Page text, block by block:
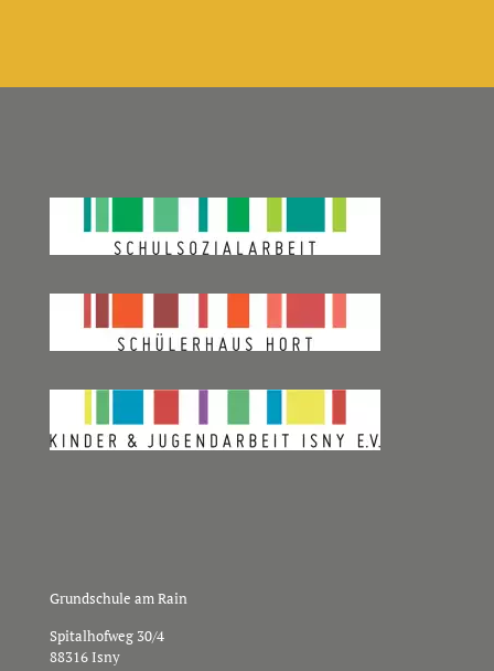
Grundschule am Rain
Spitalhofweg 30/4
88316 Isny